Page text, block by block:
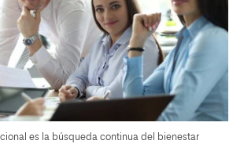
es la búsqueda continua del bienestar